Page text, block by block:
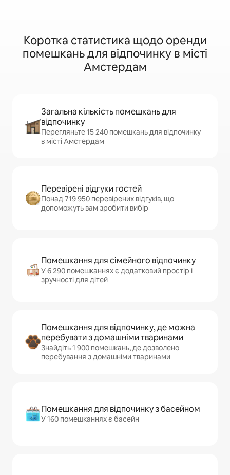
Коротка статистика щодо оренди
помешкань для відпочинку в місті
Амстердам
Загальна кількість помешкань для
відпочинку
Перегляньте 15 240 помешкань для відпочинку
в місті Амстердам
Перевірені відгуки гостей
Понад 719 950 перевірених відгуків, що
допоможуть вам зробити вибір
Помешкання для сімейного відпочинку
У 6 290 помешканнях є додатковий простір і
зручності для дітей
Помешкання для відпочинку, де можна
перебувати з домашніми тваринами
Знайдіть 1 900 помешкань, де дозволено
перебування з домашніми тваринами
Помешкання для відпочинку з басейном
У 160 помешканнях є басейн